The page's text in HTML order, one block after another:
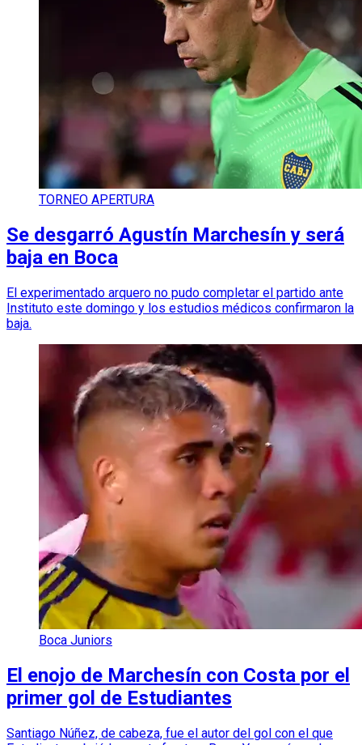
TORNEO APERTURA
Se desgarró Agustín Marchesín y será
baja en Boca
El experimentado arquero no pudo completar el partido ante
Instituto este domingo y los estudios médicos confirmaron la
baja.
Boca Juniors
El enojo de Marchesín con Costa por el
primer gol de Estudiantes
Santiago Núñez, de cabeza, fue el autor del gol con el que